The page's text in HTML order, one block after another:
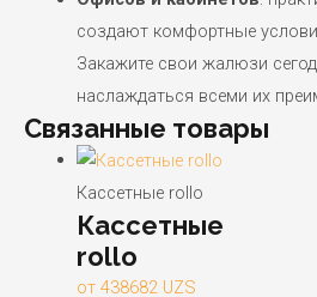
создают комфортные
Закажите свои жалюзи
наслаждаться всеми их
Связанные товары
Кассетные rollo
Кассетные
rollo
от 438682 UZS